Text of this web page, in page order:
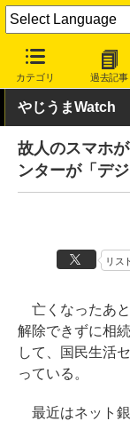
カテゴリ 過去記事
INTERNET Watch
やじうまWatch
故人のスマホ
ンターが「デ
リス
亡くなったあ
解除できずに相
して、国民生活
っている。
最近はネット